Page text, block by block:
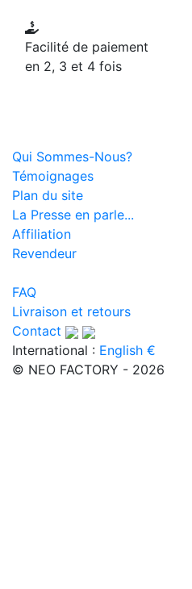
Facilité de paiement
en 2, 3 et 4 fois
Qui Sommes-Nous?
Témoignages
Plan du site
La Presse en parle...
Affiliation
Revendeur
FAQ
Livraison et retours
Contact
International : English €
© NEO FACTORY - 2026